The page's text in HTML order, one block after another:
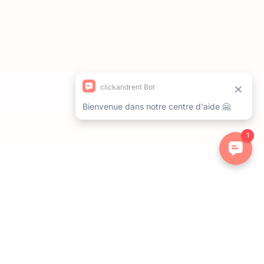
Personnalisez vos préférences pour contrôler la manière dont